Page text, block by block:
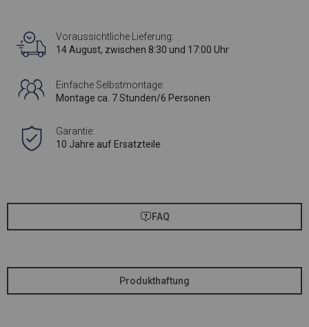
Voraussichtliche Lieferung:
14 August, zwischen 8:30 und 17:00 Uhr
Einfache Selbstmontage:
Montage ca. 7 Stunden/6 Personen
Garantie:
10 Jahre auf Ersatzteile
FAQ
Produkthaftung